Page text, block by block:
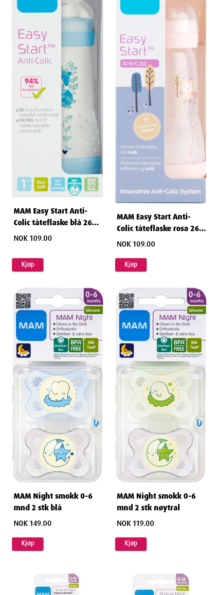
MAM Easy Start Anti-
Colic tåteflaske blå 260
ml
NOK 109.00
Kjøp
MAM Easy Start Anti-
Colic tåteflaske rosa 260
ml
NOK 109.00
Kjøp
MAM Night smokk 0-6
mnd 2 stk blå
NOK 149.00
Kjøp
MAM Night smokk 0-6
mnd 2 stk nøytral
NOK 119.00
Kjøp